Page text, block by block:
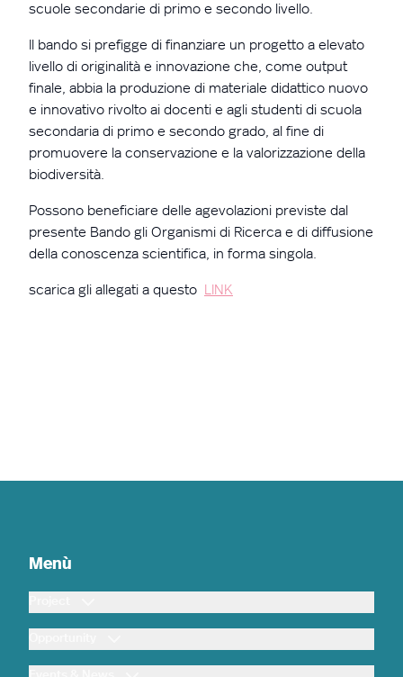
scuole secondarie di primo e secondo livello.
Il bando si prefigge di finanziare un progetto a elevato
livello di originalità e innovazione che, come output
finale, abbia la produzione di materiale didattico nuovo
e innovativo rivolto ai docenti e agli studenti di scuola
secondaria di primo e secondo grado, al fine di
promuovere la conservazione e la valorizzazione della
biodiversità.
Possono beneficiare delle agevolazioni previste dal
presente Bando gli Organismi di Ricerca e di diffusione
della conoscenza scientifica, in forma singola.
scarica gli allegati a questo LINK
Menù